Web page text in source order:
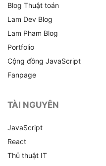
Blog Thuật toán
Lam Dev Blog
Lam Pham Blog
Portfolio
Cộng đồng JavaScript
Fanpage
TÀI NGUYÊN
JavaScript
React
Thủ thuật IT